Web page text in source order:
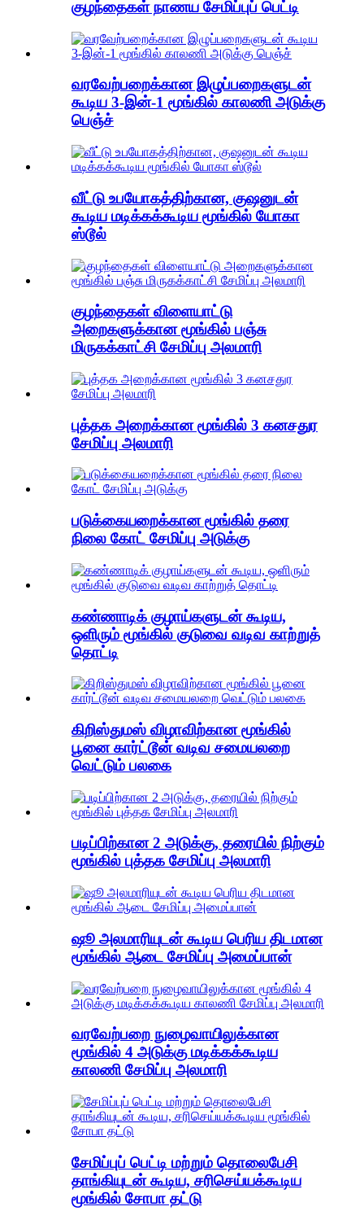
குழந்தைகள் நாணய சேமிப்புப் பெட்டி
வரவேற்பறைக்கான இழுப்பறைகளுடன்
கூடிய 3-இன்-1 மூங்கில் காலணி அடுக்கு
பெஞ்ச்
வீட்டு உபயோகத்திற்கான, குஷனுடன்
கூடிய மடிக்கக்கூடிய மூங்கில் யோகா
ஸ்டூல்
குழந்தைகள் விளையாட்டு
அறைகளுக்கான மூங்கில் பஞ்சு
மிருகக்காட்சி சேமிப்பு அலமாரி
புத்தக அறைக்கான மூங்கில் 3 கனசதுர
சேமிப்பு அலமாரி
படுக்கையறைக்கான மூங்கில் தரை
நிலை கோட் சேமிப்பு அடுக்கு
கண்ணாடிக் குழாய்களுடன் கூடிய,
ஒளிரும் மூங்கில் குடுவை வடிவ காற்றுத்
தொட்டி
கிறிஸ்துமஸ் விழாவிற்கான மூங்கில்
பூனை கார்ட்டூன் வடிவ சமையலறை
வெட்டும் பலகை
படிப்பிற்கான 2 அடுக்கு, தரையில் நிற்கும்
மூங்கில் புத்தக சேமிப்பு அலமாரி
ஷூ அலமாரியுடன் கூடிய பெரிய திடமான
மூங்கில் ஆடை சேமிப்பு அமைப்பான்
வரவேற்பறை நுழைவாயிலுக்கான
மூங்கில் 4 அடுக்கு மடிக்கக்கூடிய
காலணி சேமிப்பு அலமாரி
சேமிப்புப் பெட்டி மற்றும் தொலைபேசி
தாங்கியுடன் கூடிய, சரிசெய்யக்கூடிய
மூங்கில் சோபா தட்டு